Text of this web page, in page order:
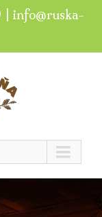
info@ruska-